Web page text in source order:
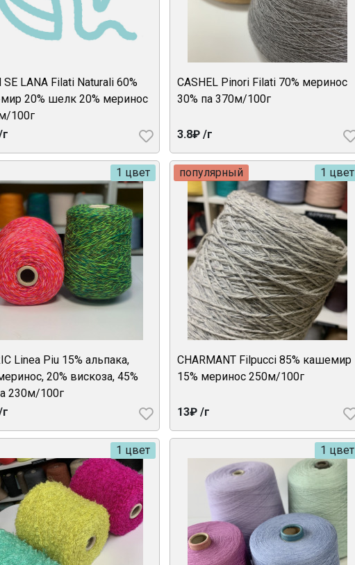
SE LANA Filati Naturali 60%
20% шелк 20% меринос
100г
CASHEL Pinori Filati 70% меринос
30% па 370м/100г
3.8₽ /г
Linea Piu 15% альпака,
20% вискоза, 45%
230м/100г
1 цвет
CHARMANT Filpucci 85% кашемир
15% меринос 250м/100г
13₽ /г
популярный 1 цвет
1 цвет 1 цвет